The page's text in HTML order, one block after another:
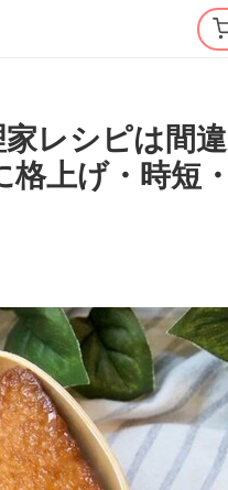
家レシピは間違
上げ・時短・